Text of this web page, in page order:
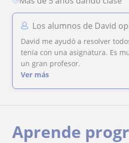
Los alumnos de David
David me ayudó a resolver
tenía con una asignatura. Es
un gran profesor.
Ver más
Aprende